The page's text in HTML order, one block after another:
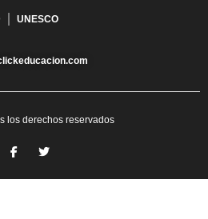
UNESCO
los derechos reservados